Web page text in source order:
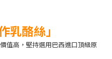
乳酪絲」
值高，堅持選用巴西進口頂級原